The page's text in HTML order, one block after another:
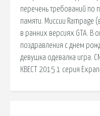
перечень требований по
памяти. Миссии Rampage
в ранних версиях GTA. В
поздравления с днем
девушка одевалка игра.
КВЕСТ 2015 1 серия